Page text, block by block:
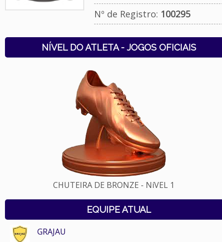
Nº de Registro: 100295
NÍVEL DO ATLETA - JOGOS OFICIAIS
CHUTEIRA DE BRONZE - NíVEL 1
EQUIPE ATUAL
GRAJAU